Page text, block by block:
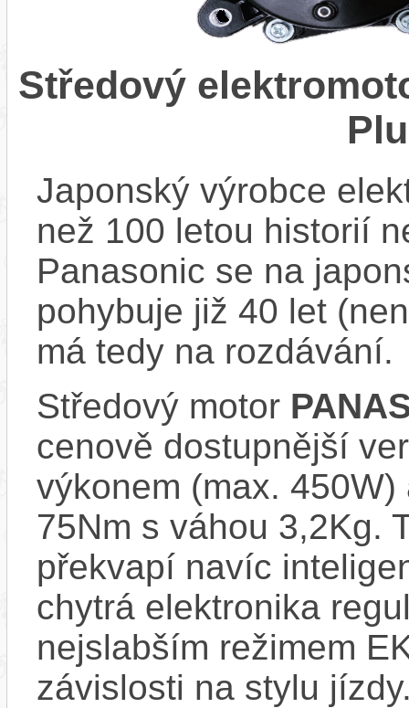
Středový
Japonský výrobce
než 100 letou historií
Panasonic se na
pohybuje již 40 let
má tedy na rozdávání.
Středový motor
cenově dostupnější
výkonem (max.
75Nm s váhou 3,2Kg.
překvapí navíc
chytrá elektronika
nejslabším režimem
závislosti na stylu